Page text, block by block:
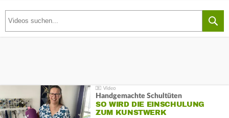
Handgemachte Schultüten
SO WIRD DIE EINSCHULUNG
ZUM KUNSTWERK